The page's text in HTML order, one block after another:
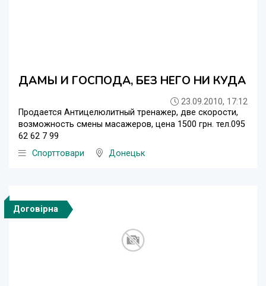
ДАМЫ И ГОСПОДА, БЕЗ НЕГО НИ КУДА
23.09.2010, 17:12
Продается Антицелюлитный тренажер, две скорости,
возможность смены масажеров, цена 1500 грн. тел.095
62 62 7 99
Спорттовари
Донецьк
Договірна